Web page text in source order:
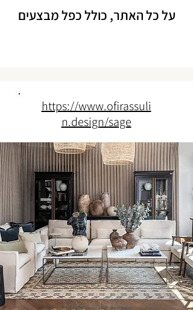
על כל האתר, כולל כפל מבצעים
https://www.ofirassuli
n.design/sage